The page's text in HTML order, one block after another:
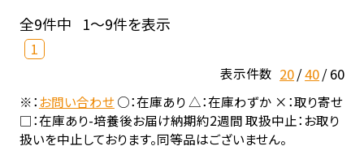
全9件中 1～9件を表示
1
表示件数 20 40 60
※：お問い合わせ○：在庫あり △：在庫わずか ×：取り寄せ
□：在庫あり-培養後お届け納期約2週間 取扱中止：お取り
扱いを中止しております。同等品はございません。